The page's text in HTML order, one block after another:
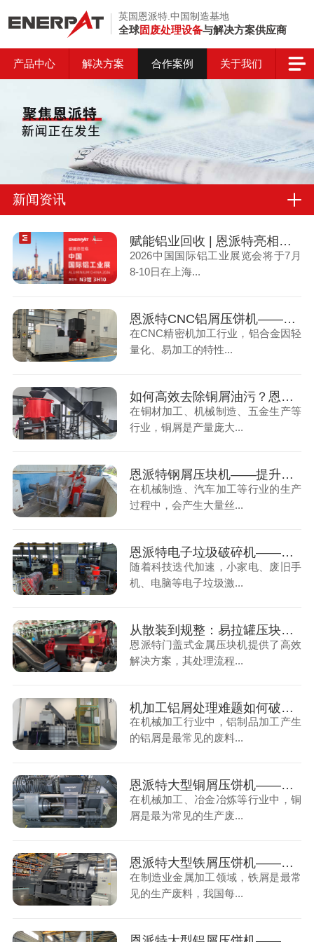
英国恩派特.中国制造基地
全球固废处理设备与解决方案供应商
产品中心 解决方案 合作案例 关于我们
新闻资讯
赋能铝业回收 | 恩派特亮相上海国际铝工业展
2026中国国际铝工业展览会将于7月
8-10日在上海...
恩派特CNC铝屑压饼机——盘活废屑价值，赋能机加工绿色回收！
在CNC精密机加工行业，铝合金因轻
量化、易加工的特性...
如何高效去除铜屑油污？恩派特铜屑脱油机给出答案！
在铜材加工、机械制造、五金生产等
行业，铜屑是产量庞大...
恩派特钢屑压块机——提升资源利用率，助力金属回收产业升级！
在机械制造、汽车加工等行业的生产
过程中，会产生大量丝...
恩派特电子垃圾破碎机——助力环保，实现电子垃圾资源化关键利器！
随着科技迭代加速，小家电、废旧手
机、电脑等电子垃圾激...
从散装到规整：易拉罐压块机如何重构资源循环产业链
恩派特门盖式金属压块机提供了高效
解决方案，其处理流程...
机加工铝屑处理难题如何破？恩派特铝屑压块机给你答案！
在机械加工行业中，铝制品加工产生
的铝屑是最常见的废料...
恩派特大型铜屑压饼机——高产能、低能耗，重塑铜屑处理新格局！
在机械加工、冶金冶炼等行业中，铜
屑是最为常见的生产废...
恩派特大型铁屑压饼机——高产能，低能耗，金属废料处理新标杆！
在制造业金属加工领域，铁屑是最常
见的生产废料，我国每...